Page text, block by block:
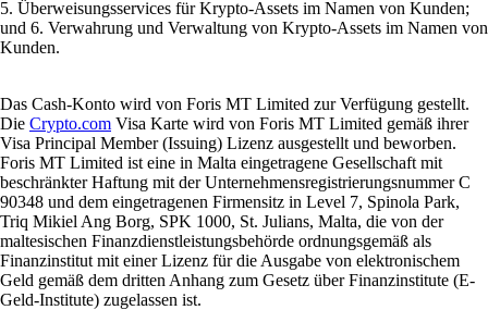
5. Überweisungsservices für Krypto-Assets im Namen von Kunden;
und 6. Verwahrung und Verwaltung von Krypto-Assets im Namen von
Kunden.
Das Cash-Konto wird von Foris MT Limited zur Verfügung gestellt.
Die Crypto.com Visa Karte wird von Foris MT Limited gemäß ihrer
Visa Principal Member (Issuing) Lizenz ausgestellt und beworben.
Foris MT Limited ist eine in Malta eingetragene Gesellschaft mit
beschränkter Haftung mit der Unternehmensregistrierungsnummer C
90348 und dem eingetragenen Firmensitz in Level 7, Spinola Park,
Triq Mikiel Ang Borg, SPK 1000, St. Julians, Malta, die von der
maltesischen Finanzdienstleistungsbehörde ordnungsgemäß als
Finanzinstitut mit einer Lizenz für die Ausgabe von elektronischem
Geld gemäß dem dritten Anhang zum Gesetz über Finanzinstitute (E-
Geld-Institute) zugelassen ist.